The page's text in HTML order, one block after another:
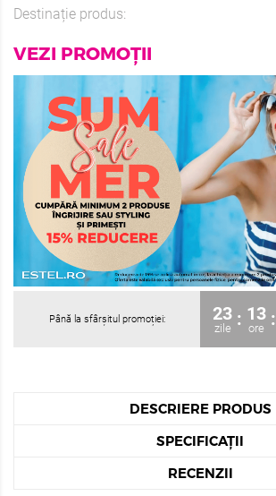
Destinație produs:
VEZI PROMOȚII
Până la sfârșitul promoției: 23
zile : 13
ore :
DESCRIERE PRODUS
SPECIFICAȚII
RECENZII